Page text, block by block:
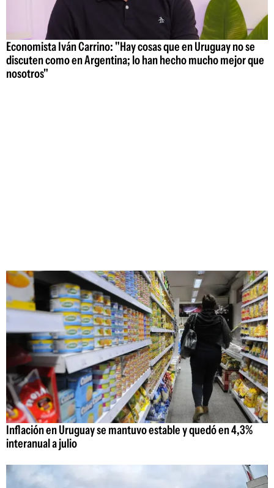
Economista Iván Carrino: "Hay cosas que en Uruguay no se
discuten como en Argentina; lo han hecho mucho mejor que
nosotros"
Inflación en Uruguay se mantuvo estable y quedó en 4,3%
interanual a julio